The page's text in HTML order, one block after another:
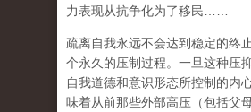
力表现从抗争化为了移民
疏离自我永远不会达到稳定的终
个永久的压制过程。一旦这种压
自我道德和意识形态所控制的内
味着从前那些外部高压（包括父